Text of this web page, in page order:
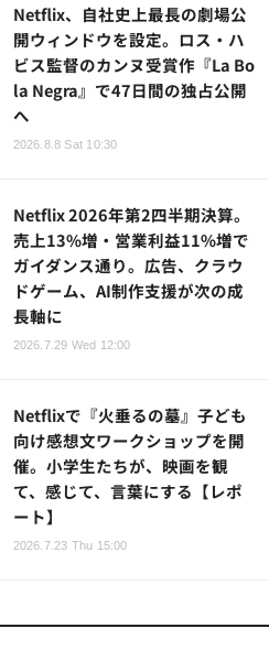
Netflix、自社史上最長の劇場公
開ウィンドウを設定。ロス・ハ
ビス監督のカンヌ受賞作『La Bo
la Negra』で47日間の独占公開
へ
2026.8.8 Sat 10:30
Netflix 2026年第2四半期決算。
売上13%増・営業利益11%増で
ガイダンス通り。広告、クラウ
ドゲーム、AI制作支援が次の成
長軸に
2026.7.29 Wed 12:00
Netflixで『火垂るの墓』子ども
向け感想文ワークショップを開
催。小学生たちが、映画を観
て、感じて、言葉にする【レポ
ート】
2026.7.23 Thu 15:00